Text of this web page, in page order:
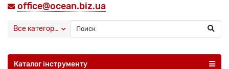
office@ocean.biz.ua
Все категории
Каталог інструменту